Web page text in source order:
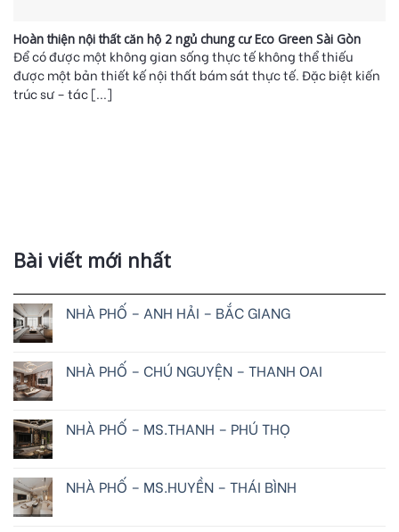
Hoàn thiện nội thất căn hộ 2 ngủ chung cư Eco Green Sài Gòn
Để có được một không gian sống thực tế không thể thiếu
được một bản thiết kế nội thất bám sát thực tế. Đặc biệt kiến
trúc sư – tác [...]
Bài viết mới nhất
NHÀ PHỐ – ANH HẢI – BẮC GIANG
NHÀ PHỐ – CHÚ NGUYỆN – THANH OAI
NHÀ PHỐ – MS.THANH – PHÚ THỌ
NHÀ PHỐ – MS.HUYỀN – THÁI BÌNH